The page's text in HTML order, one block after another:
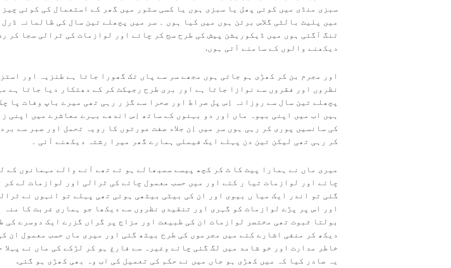
سبزی منڈی میں کوئی پھل یا سبزی ہوں یا کسی سٹور میں گھر کے استعمال کی کوئی چیز
میں پلیٹ بالٹی گلاس برتن ہوں میں کیا ہوں ۔ سر میں پچھلے تین سال کی ظالمانہ ڈرل
تنگ آگئی ہوں میں ڈیکوریشن پیش کی طرح سج کر چائے اور لوازمات کی ٹرالی سجا کر
دیکھنے والوں کے سامنے آتی ہوں.
اور مجرم بن کر کھڑی ہو جاتی ہوں مجھے سر سے پاں تک گھورا جاتا ہے طنزیہ اور
نظروں اور فقروں سے نوازا جاتا ہے اور بری طرح رجیکٹ کر کے دھتکار دیا جاتا ہے
پچھلے تین سال سے روزانہ اِس پل صراط اور صحرا سے گز ر رہی تھی میرے باپ وفات پا
ہیں اب میں اپنی بیوہ ماں اور دو بہنوں کے ساتھ اِس اندھے بہرے معاشرے میں اپنی
کی سانسیں پوری کر رہی ہوں سر میں اِن جلاد صفت عورتوں کا رویہ تحمل اور صبر سے
کر رہی تھی لیکن تین دن پہلے ایک فیملی ہمارے گھر میرا رشتہ دیکھنے آئی ۔
میری ماں نے ہمارا پیٹ کا ٹ کر کچھ پیسے سمبھالے ہو ئے تھے آنے والے مہمانوں کے
چائے اور لوازمات تیا ر کئے اور میں حسب معمول چائے کی ٹرالی اور لوازمات لے کر
گئی تو اندر ایک میا ں بیوی اور ان کی بیٹی بیٹھی ہوئی تھی پہلے تو انہوں نے
اور اس پر پڑے لوازمات کو گہری اور تنقیدی نظروں سے دیکھا جو ہماری غربت کا منہ
بولتا ثبوت تھی مختصر لوازمات ان کی طبیعت اور مزاج پر گراں گزرے ایک دوسرے کی
دیکھ کر منفی اشارے کئے میں مجرموں کی طرح بیٹھ گئی اور میری ماں حسب معمول ان
خاطر مدارت اور خو شامد میں لگ گئی چائے وغیرہ سے فارغ ہو کر لڑکے کی ماں نے پہلا
یہ صادر کیا کہ میں کھڑی ہو جاں میں نے حکم کی تعمیل کی اب وہ بھی کھڑی ہو گئی.